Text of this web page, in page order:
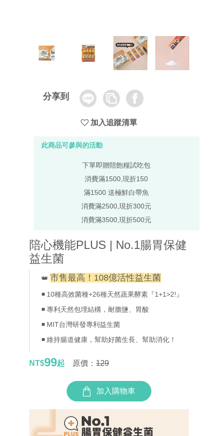
分享到 Line
Copy
Link
Facebook
加入追蹤清單
此商品可參與的活動
下單即贈陪飽糧試吃包
消費滿1500,現折150
滿1500 送極鮮白帶魚
消費滿2500,現折300元
消費滿3500,現折500元
陪心機能PLUS | No.1腸胃保健
益生菌
👑 市售最高！108億活性益生菌
◾ 10種高效菌種+26種天然蔬果酵素『1+1>2!』
◾ 專利天然包埋結構，耐膽鹽、胃酸
◾ MIT台灣研發專利益生菌
◾ 維持腸道健康，幫助好菌生長、幫助消化！
NT$99起 原價： 129
加入購物車